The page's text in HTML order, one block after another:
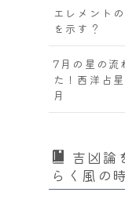
エレメント
を示す？
7月の星の流
た！西洋占
月
吉凶論
らく風の